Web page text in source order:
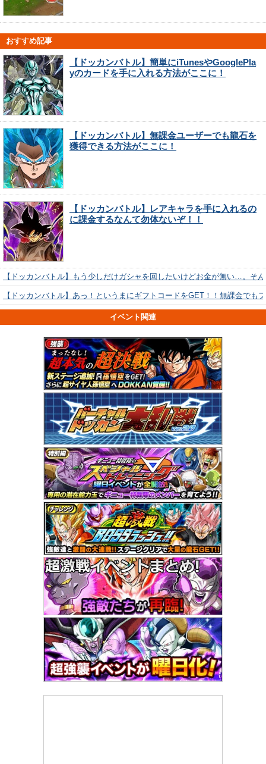
おすすめ記事
【ドッカンバトル】簡単にiTunesやGooglePla
yのカードを手に入れる方法がここに！
【ドッカンバトル】無課金ユーザーでも龍石を
獲得できる方法がここに！
【ドッカンバトル】レアキャラを手に入れるの
に課金するなんて勿体ないぞ！！
【ドッカンバトル】もう少しだけガシャを回したいけどお金が無い…。そ
【ドッカンバトル】あっ！というまにギフトコードをGET！！無課金でも
イベント関連